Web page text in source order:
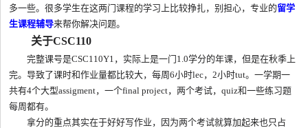
多一些。很多学生在这两门课程的学习上比较挣扎，别担心，专业的留学
生课程辅导来帮你解决问题。
关于CSC110
完整课号是CSC110Y1，实际上是一门1.0学分的年课，但是在秋季上
完。导致了课时和作业量都比较大，每周6小时lec，2小时tut。一学期一
共有4个大型assigment，一个final project，两个考试，quiz和一些练习题
每周都有。
拿分的重点其实在于好好写作业，因为两个考试就算加起来也只占